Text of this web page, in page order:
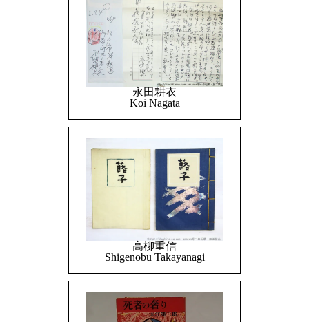
永田耕衣
Koi Nagata
高柳重信
Shigenobu Takayanagi